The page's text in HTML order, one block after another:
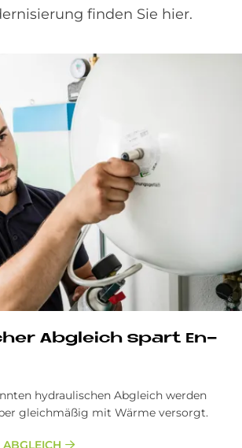
finden Sie hier.
Ab­gleich spart En­
hydraulischen Abgleich werden
gleichmäßig mit Wärme versorgt.